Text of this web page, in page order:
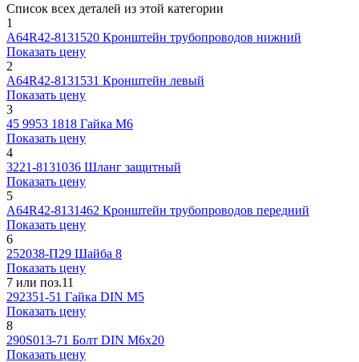
Список всех деталей из этой категории
1
A64R42-8131520 Кронштейн трубопроводов нижний
Показать цену
2
A64R42-8131531 Кронштейн левый
Показать цену
3
45 9953 1818 Гайка М6
Показать цену
4
3221-8131036 Шланг защитный
Показать цену
5
A64R42-8131462 Кронштейн трубопроводов передний
Показать цену
6
252038-П29 Шайба 8
Показать цену
7 или поз.11
292351-51 Гайка DIN M5
Показать цену
8
290S013-71 Болт DIN M6x20
Показать цену